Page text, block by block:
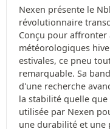
Nexen présente le
révolutionnaire
Conçu pour affronter
météorologiques
estivales, ce pneu
remarquable. Sa
d'une recherche
la stabilité quelle
utilisée par Nexen
une durabilité et une